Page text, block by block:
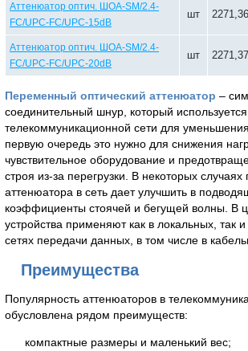
Аттенюатор оптич. ШОА-SM/2.4-
FC/UPC-FC/UPC-15dB
шт 2271,36
Аттенюатор оптич. ШОА-SM/2.4-
FC/UPC-FC/UPC-20dB
шт 2271,37
Переменный оптический аттенюатор –
соединительный шнур, который
телекоммуникационной сети для
первую очередь это нужно для снижения
чувствительное оборудование и
строя из-за перегрузки. В некоторых
аттенюатора в сеть дает улучшить в
коэффициенты стоячей и бегущей волны. В
устройства применяют как в локальных, так
сетях передачи данных, в том числе в
Преимущества
Популярность аттенюаторов в
обусловлена рядом преимуществ:
компактные размеры и маленький вес;